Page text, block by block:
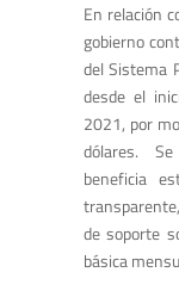
En relación
gobierno
del Sistema
desde el
2021, por
dólares.
beneficia
de soporte
básica